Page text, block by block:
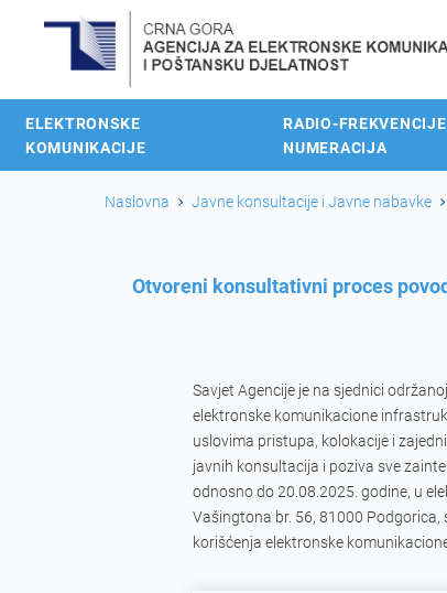
ELEKTRONSKE
KOMUNIKACIJE
RADIO-
NUMERACIJA
Naslovna Javne konsultacije i Javne nabavke
Otvoreni konsultativni proces
Savjet Agencije je na sjednici
elektronske komunikacione
uslovima pristupa, kolokacije i
javnih konsultacija i poziva sve
odnosno do 20.08.2025. godine, u
Vašingtona br. 56, 81000 Podgorica,
korišćenja elektronske